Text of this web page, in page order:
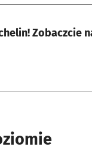
Zobaczcie